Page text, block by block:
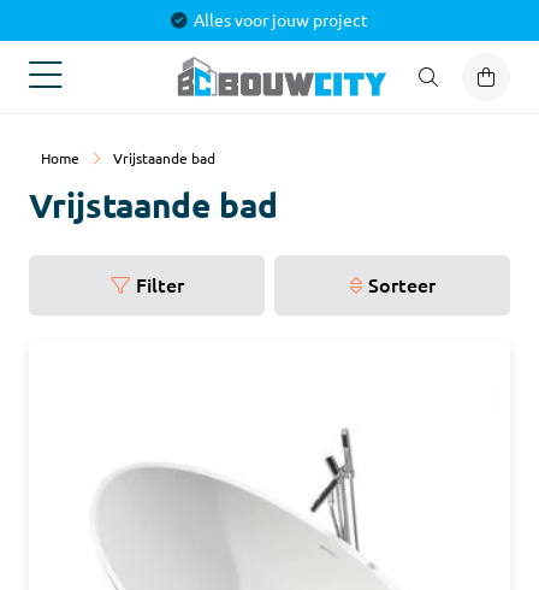
Alles voor jouw project
Home Vrijstaande bad
Vrijstaande bad
Filter Sorteer